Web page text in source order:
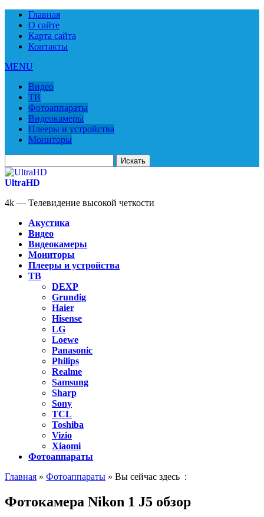
Главная
О сайте
Карта сайта
Контакты
MENU
Видео
ТВ
Фотоаппараты
Видеокамеры
Плееры и устройства
Мониторы
для:
UltraHD
4k — Телевидение высокой четкости
Акустика
Видео
Видеокамеры
Мониторы
Плееры и устройства
ТВ
DEXP
Grundig
Haier
Hisense
LG
Loewe
Panasonic
Philips
Realme
Samsung
Sharp
Sony
TCL
Toshiba
Vizio
Xiaomi
Фотоаппараты
Главная » Фотоаппараты » Вы сейчас здесь :
Фотокамера Nikon 1 J5 обзор